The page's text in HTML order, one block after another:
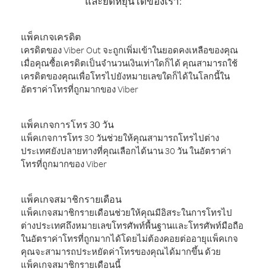
แพ็คเกจเครดิต
เครดิตของ Viber Out จะถูกเพิ่มเข้าในยอดคงเหลือของคุณ
เมื่อคุณซื้อเครดิตเป็นจำนวนเงินเท่าใดก็ได้ คุณสามารถใช้
เครดิตของคุณเพื่อโทรไปยังหมายเลขใดก็ได้ในโลกนี้ใน
อัตราค่าโทรที่ถูกมากของ Viber
แพ็คเกจการโทร 30 วัน
แพ็คเกจการโทร 30 วันช่วยให้คุณสามารถโทรไปต่าง
ประเทศยังปลายทางที่คุณเลือกได้นาน 30 วัน ในอัตราค่า
โทรที่ถูกมากของ Viber
แพ็คเกจสมาชิกรายเดือน
แพ็คเกจสมาชิกรายเดือนช่วยให้คุณมีอิสระในการโทรไป
ต่างประเทศถึงหมายเลขโทรศัพท์พื้นฐานและโทรศัพท์มือถือ
ในอัตราค่าโทรที่ถูกมากได้โดยไม่ต้องคอยต่ออายุแพ็คเกจ
คุณจะสามารถประหยัดค่าโทรของคุณได้มากขึ้น ด้วย
แพ็คเกจสมาชิกรายเดือนนี้